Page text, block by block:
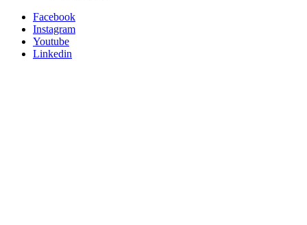
Facebook
Instagram
Youtube
Linkedin